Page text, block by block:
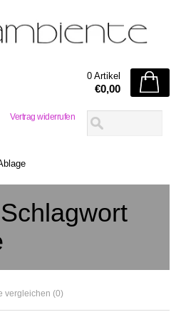
Vertrag widerrufen
0 Artikel
€0,00
vergleichen (0)